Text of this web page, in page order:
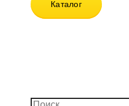
Каталог